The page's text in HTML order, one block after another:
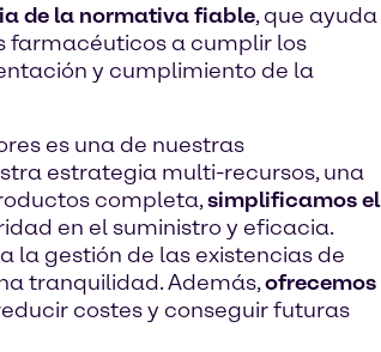
de la normativa fiable, que ayuda
farmacéuticos a cumplir los
y cumplimiento de la
es una de nuestras
estrategia multi-recursos, una
completa,simplificamos el
en el suministro y eficacia.
la gestión de las existencias de
tranquilidad. Además,ofrecemos
costes y conseguir futuras